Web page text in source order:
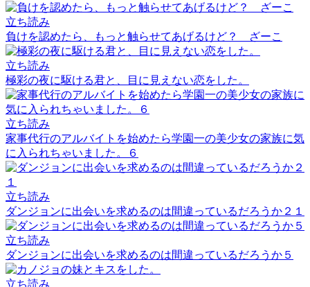
立ち読み
負けを認めたら、もっと触らせてあげるけど？ ざーこ
立ち読み
極彩の夜に駆ける君と、目に見えない恋をした。
立ち読み
家事代行のアルバイトを始めたら学園一の美少女の家族に気
に入られちゃいました。６
立ち読み
ダンジョンに出会いを求めるのは間違っているだろうか２１
立ち読み
ダンジョンに出会いを求めるのは間違っているだろうか５
立ち読み